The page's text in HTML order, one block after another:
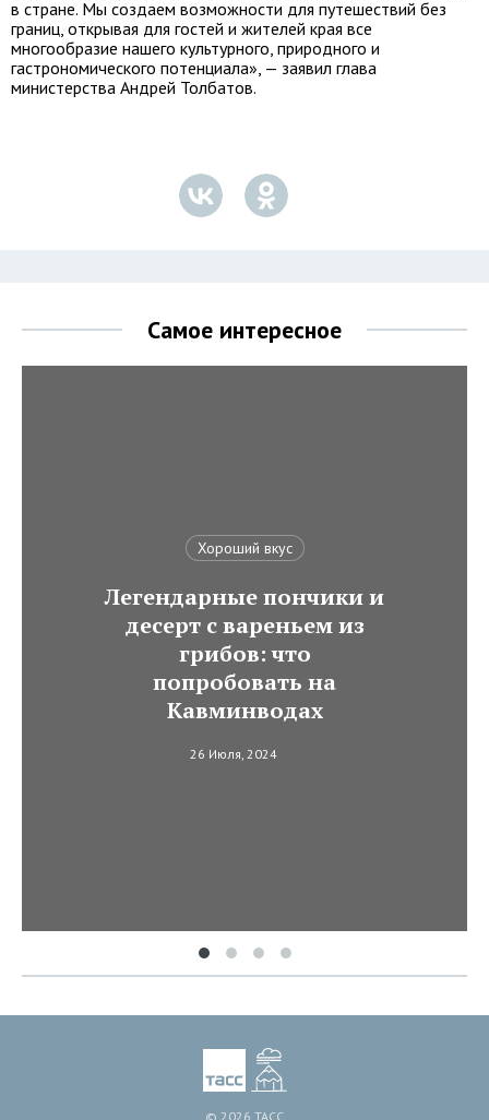
в стране. Мы создаем возможности для путешествий без
границ, открывая для гостей и жителей края все
многообразие нашего культурного, природного и
гастрономического потенциала», — заявил глава
министерства Андрей Толбатов.
Самое интересное
Хороший вкус
Легендарные пончики и
десерт с вареньем из
грибов: что
попробовать на
Кавминводах
26 Июля, 2024
© 2026 ТАСС